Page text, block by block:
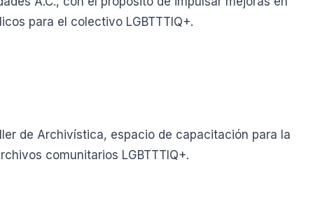
para el colectivo LGBTTTIQ+.
de Archivística, espacio de capacitación para la
comunitarios LGBTTTIQ+.